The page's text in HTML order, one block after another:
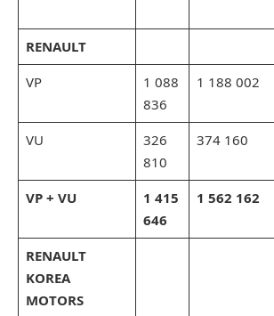
RENAULT
VP
1 088
836
1 188 002
VU
326
810
374 160
VP + VU
1 415
646
1 562 162
RENAULT
KOREA
MOTORS